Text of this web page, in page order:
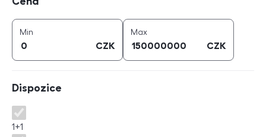
Min
CZK
Maxcena (
CZK
Dispozice
Dispozice
1+1